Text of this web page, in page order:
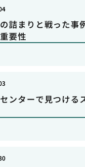
詰まりと戦った事
要性
ンターで見つける